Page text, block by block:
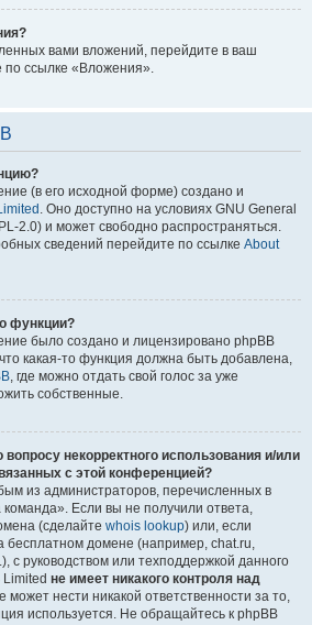
вами вложений, перейдите в ваш
ссылке «Вложения».
(в его исходной форме) создано и
. Оно доступно на условиях GNU General
2.0) и может свободно распространяться.
сведений перейдите по ссылке About
функции?
было создано и лицензировано phpBB
какая-то функция должна быть добавлена,
, где можно отдать свой голос за уже
собственные.
некорректного использования и/или
с этой конференцией?
из администраторов, перечисленных в
Если вы не получили ответа,
(сделайте whois lookup) или, если
бесплатном домене (например, chat.ru,
с руководством или техподдержкой данного
не имеет никакого контроля над
может нести никакой ответственности за то,
используется. Не обращайтесь к phpBB